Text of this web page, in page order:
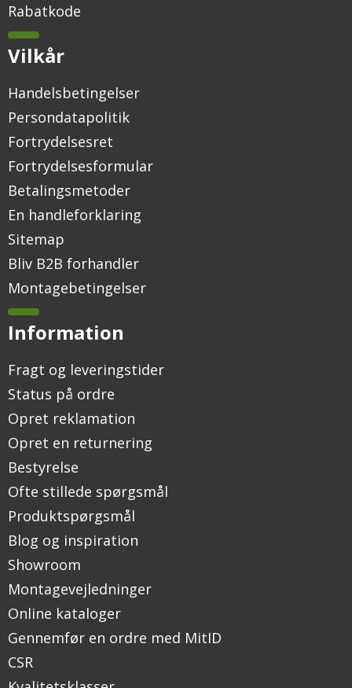
Rabatkode
Vilkår
Handelsbetingelser
Persondatapolitik
Fortrydelsesret
Fortrydelsesformular
Betalingsmetoder
En handleforklaring
Sitemap
Bliv B2B forhandler
Montagebetingelser
Information
Fragt og leveringstider
Status på ordre
Opret reklamation
Opret en returnering
Bestyrelse
Ofte stillede spørgsmål
Produktspørgsmål
Blog og inspiration
Showroom
Montagevejledninger
Online kataloger
Gennemfør en ordre med MitID
CSR